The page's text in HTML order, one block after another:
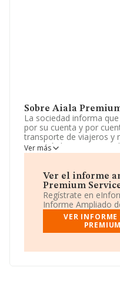
Sobre Aiala
La sociedad informa
por su cuenta y por
transporte de viajeros y
automóviles y en
motor, incluido el
conductor, así como. La
Limitada. Tiene CNAE:
urbano y suburbano de
actividad en mercados
La sociedad española
B01585744, se
Ver más
Ver el informe
Premium
Regístrate en
Informe Ampliado
VER